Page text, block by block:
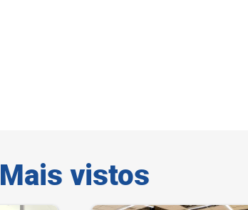
Mais vistos